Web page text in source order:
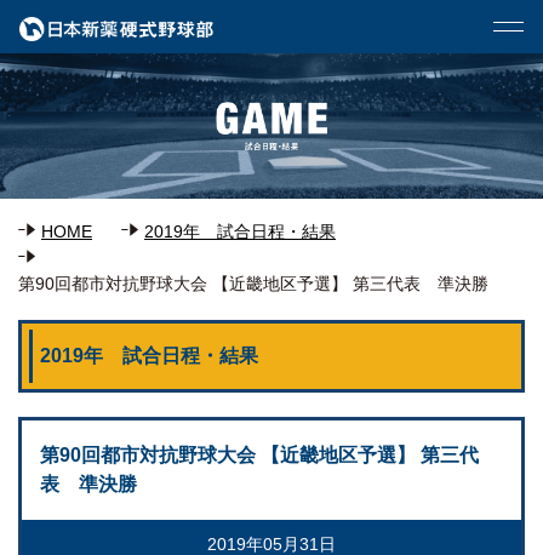
HOME 2019年 試合日程・結果
第90回都市対抗野球大会 【近畿地区予選】 第三代表 準決勝
2019年 試合日程・結果
第90回都市対抗野球大会 【近畿地区予選】 第三代
表 準決勝
2019年05月31日